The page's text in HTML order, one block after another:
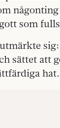
som
sättet att
hat.